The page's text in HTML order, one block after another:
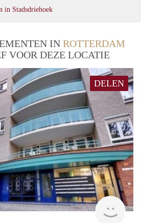
in Stadsdriehoek
IN ROTTERDAM
VOOR DEZE LOCATIE
DELEN
rent